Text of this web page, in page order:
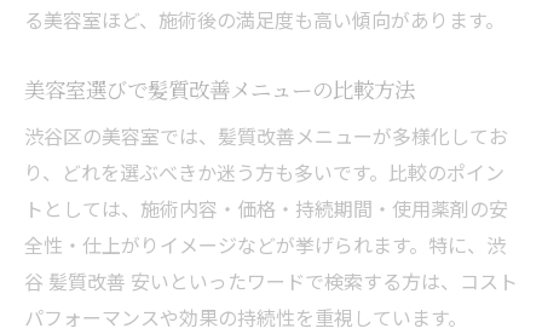
る美容室ほど、施術後の満足度も高い傾向があります。
美容室選びで髪質改善メニューの比較方法
渋谷区の美容室では、髪質改善メニューが多様化してお
り、どれを選ぶべきか迷う方も多いです。比較のポイン
トとしては、施術内容・価格・持続期間・使用薬剤の安
全性・仕上がりイメージなどが挙げられます。特に、渋
谷 髪質改善 安いといったワードで検索する方は、コスト
パフォーマンスや効果の持続性を重視しています。